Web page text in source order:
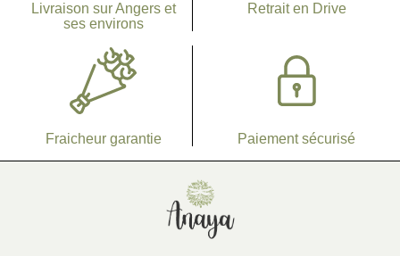
Livraison sur Angers et
ses environs
Retrait en Drive
Fraicheur garantie Paiement sécurisé
Lien vers la page d'accueil